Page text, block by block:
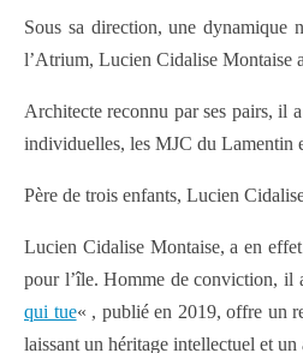
Sous sa direction, une dynamique
l’Atrium, Lucien Cidalise Montaise
Architecte reconnu par ses pairs, il
individuelles, les MJC du Lamentin
Père de trois enfants, Lucien
Lucien Cidalise Montaise, a en
pour l’île. Homme de conviction, il
qui tue« , publié en 2019, offre un
laissant un héritage intellectuel et